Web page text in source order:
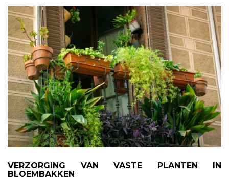
VERZORGING VAN VASTE PLANTEN IN
BLOEMBAKKEN